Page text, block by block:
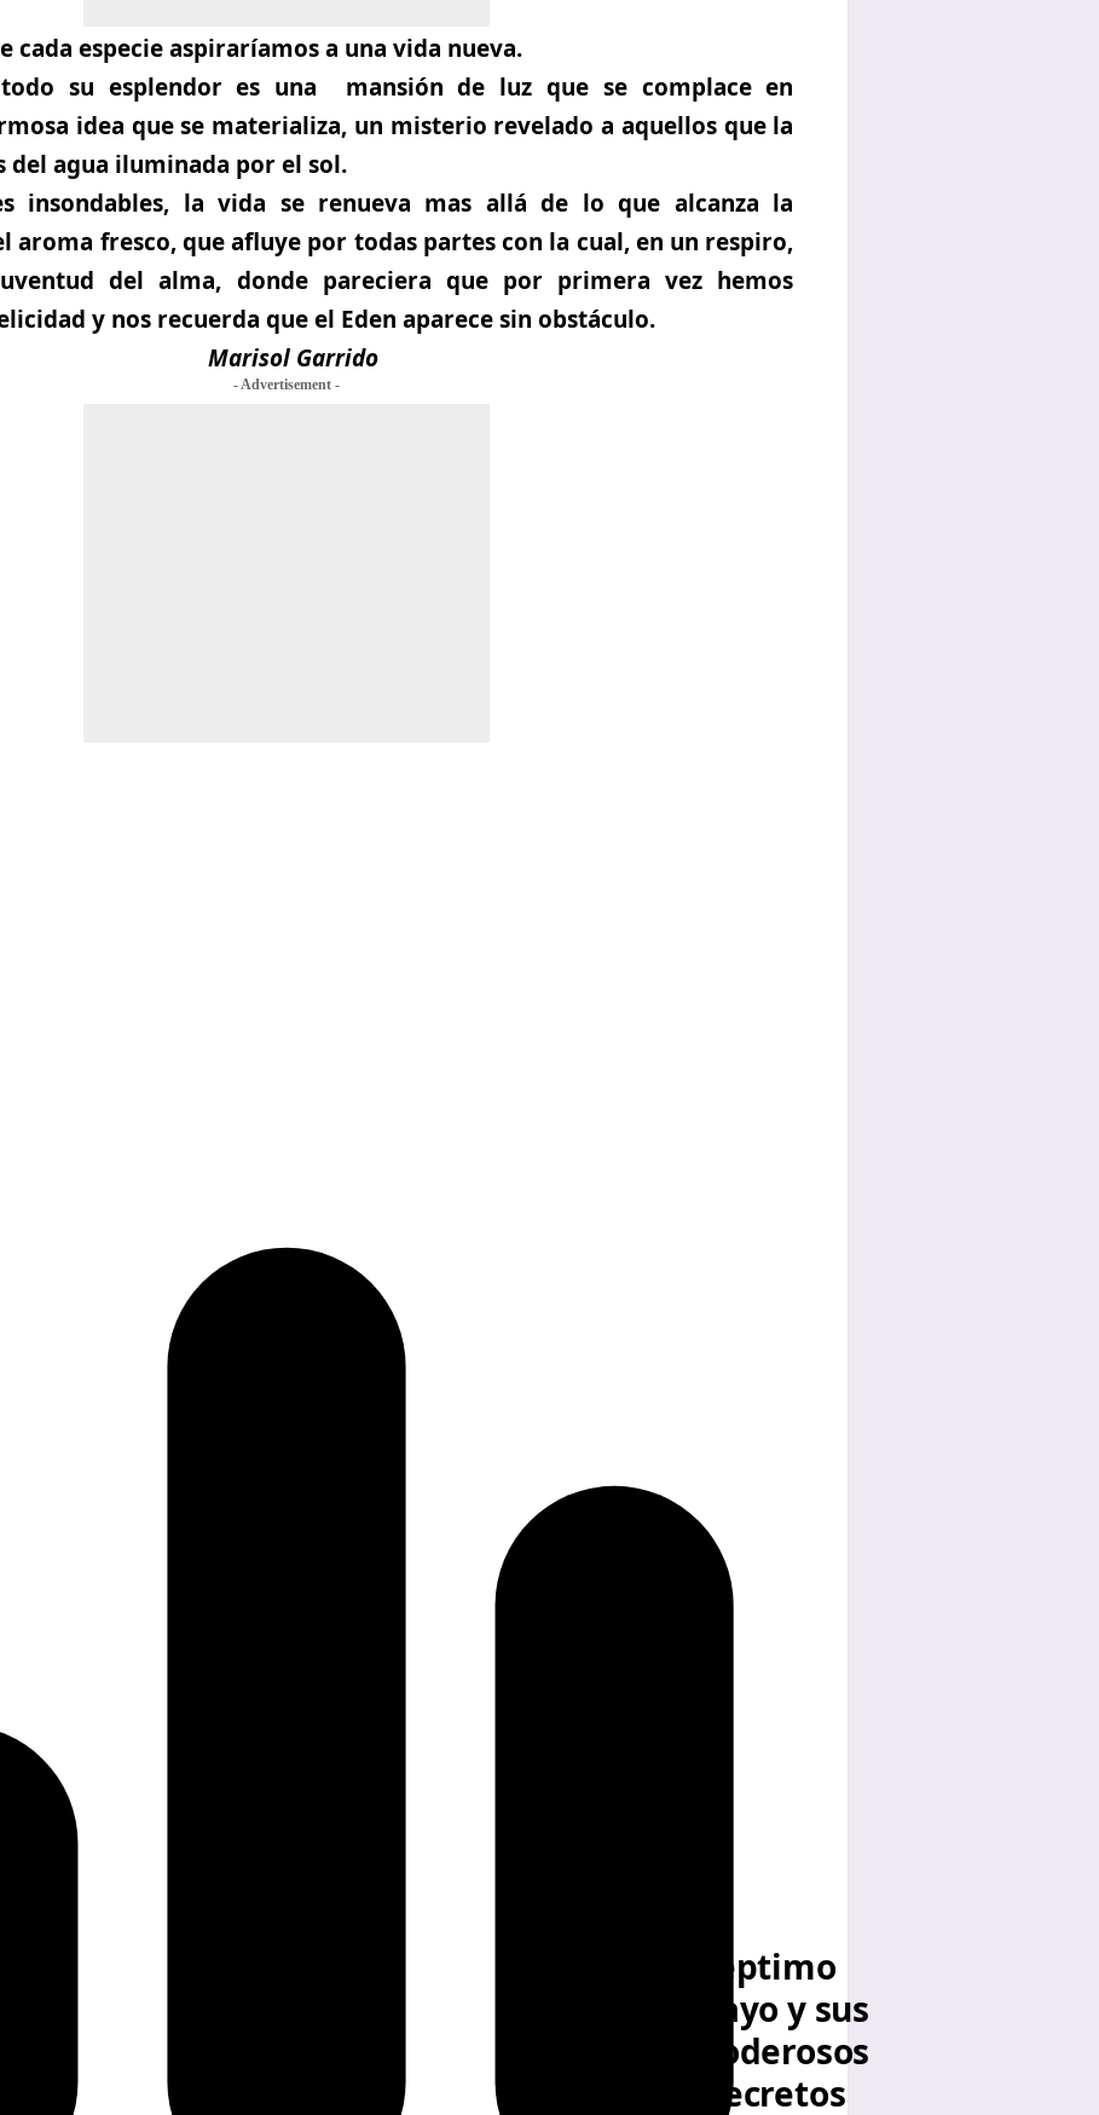
cada especie aspiraríamos a una vida nueva.
su esplendor es una mansión de luz que se complace en
idea que se materializa, un misterio revelado a aquellos que la
del agua iluminada por el sol.
insondables, la vida se renueva mas allá de lo que alcanza la
aroma fresco, que afluye por todas partes con la cual, en un respiro,
del alma, donde pareciera que por primera vez hemos
y nos recuerda que el Eden aparece sin obstáculo.
Marisol Garrido
- Advertisement -
Séptimo
Rayo y sus
Poderosos
Decretos